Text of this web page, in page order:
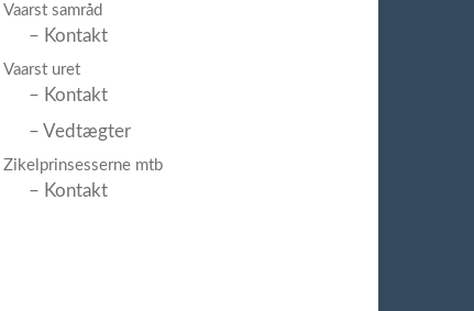
Vaarst samråd
– Kontakt
Vaarst uret
– Kontakt
– Vedtægter
Zikelprinsesserne mtb
– Kontakt